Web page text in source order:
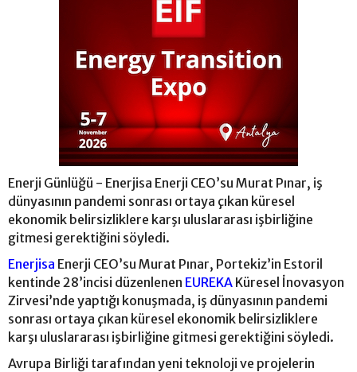
Enerji Günlüğü - Enerjisa Enerji CEO’su Murat Pınar, iş
dünyasının pandemi sonrası ortaya çıkan küresel
ekonomik belirsizliklere karşı uluslararası işbirliğine
gitmesi gerektiğini söyledi.
Enerjisa Enerji CEO’su Murat Pınar, Portekiz’in Estoril
kentinde 28’incisi düzenlenen EUREKA Küresel İnovasyon
Zirvesi’nde yaptığı konuşmada, iş dünyasının pandemi
sonrası ortaya çıkan küresel ekonomik belirsizliklere
karşı uluslararası işbirliğine gitmesi gerektiğini söyledi.
Avrupa Birliği tarafından yeni teknoloji ve projelerin